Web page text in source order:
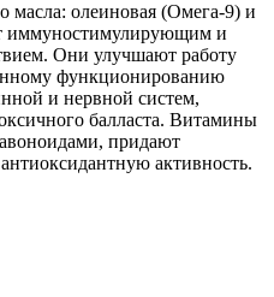
олеиновая (Омега-9) и
иммуностимулирующим и
Они улучшают работу
функционированию
и нервной систем,
балласта. Витамины
придают
активность.